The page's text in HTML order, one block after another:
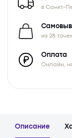
в Санкт-
из 28
Оплата
Онлайн,
Описание